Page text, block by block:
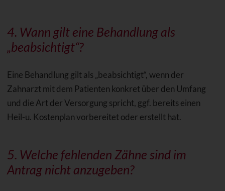
4. Wann gilt eine Behandlung als
„beabsichtigt“?
Eine Behandlung gilt als „beabsichtigt“, wenn der
Zahnarzt mit dem Patienten konkret über den Umfang
und die Art der Versorgung spricht, ggf. bereits einen
Heil-u. Kostenplan vorbereitet oder erstellt hat.
5. Welche fehlenden Zähne sind im
Antrag nicht anzugeben?